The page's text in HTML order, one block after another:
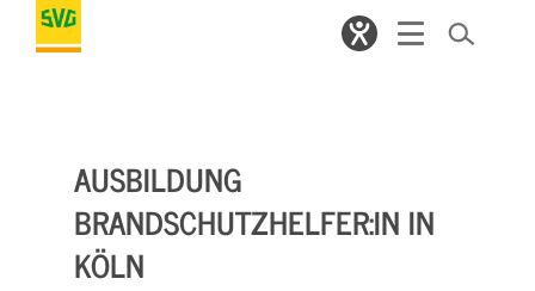
AUSBILDUNG
BRANDSCHUTZHELFER:IN IN
KÖLN